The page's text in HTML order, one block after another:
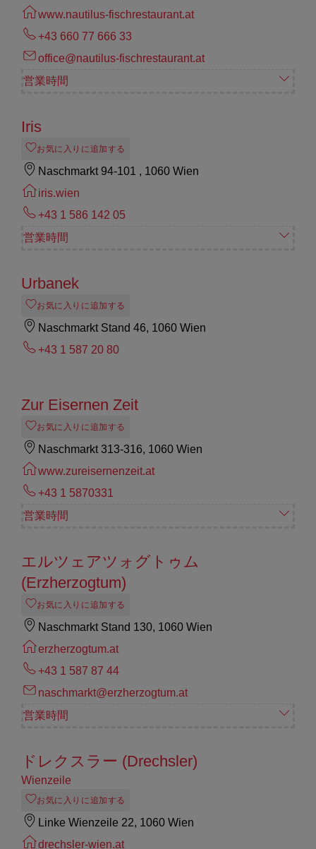
www.nautilus-fischrestaurant.at
+43 660 77 666 33
office@nautilus-fischrestaurant.at
営業時間
Iris
お気に入りに追加する
Naschmarkt 94-101 , 1060 Wien
iris.wien
+43 1 586 142 05
営業時間
Urbanek
お気に入りに追加する
Naschmarkt Stand 46, 1060 Wien
+43 1 587 20 80
Zur Eisernen Zeit
お気に入りに追加する
Naschmarkt 313-316, 1060 Wien
www.zureisernenzeit.at
+43 1 5870331
営業時間
エルツェアツォグトゥム
(Erzherzogtum)
お気に入りに追加する
Naschmarkt Stand 130, 1060 Wien
erzherzogtum.at
+43 1 587 87 44
naschmarkt@erzherzogtum.at
営業時間
ドレクスラー (Drechsler)
Wienzeile
お気に入りに追加する
Linke Wienzeile 22, 1060 Wien
drechsler-wien.at